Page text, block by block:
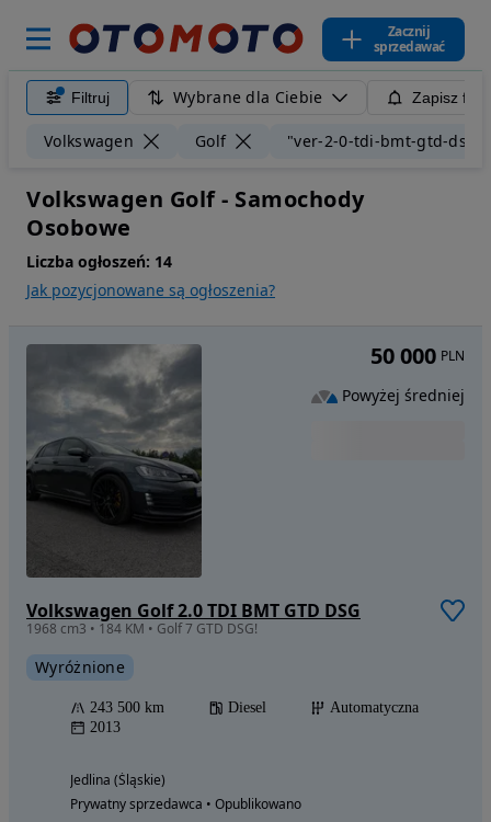
Zacznij
sprzedawać
Filtruj Wybrane dla Ciebie Zapisz
Volkswagen Golf "ver-2-0-tdi-bmt-gtd-dsg"
Volkswagen Golf - Samochody
Osobowe
Liczba ogłoszeń: 14
Jak pozycjonowane są ogłoszenia?
Volkswagen Golf 2.0 TDI BMT GTD DSG
1968 cm3 • 184 KM • Golf 7 GTD DSG!
Wyróżnione
243 500 km Diesel
Automatyczna
2013
Jedlina (Śląskie)
Prywatny sprzedawca • Opublikowano
50 000 PLN
Powyżej średniej